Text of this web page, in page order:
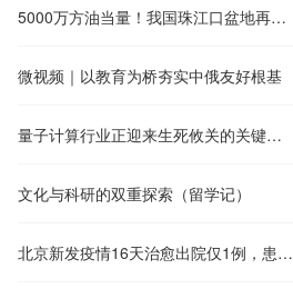
5000万方油当量！我国珠江口盆地再获重大油气发现
微视频｜以教育为桥夯实中俄友好根基
量子计算行业正迎来生死攸关的关键时刻
文化与科研的双重探索（留学记）
北京新发疫情16天治愈出院仅1例，患者为何迟迟难达出院标准？